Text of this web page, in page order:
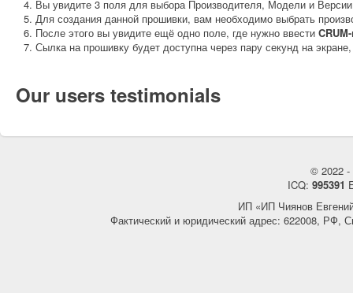
Вы увидите 3 поля для выбора Производителя, Модели и
Для создания данной прошивки, вам необходимо выбрать
После этого вы увидите ещё одно поле, где нужно ввести
Сылка на прошивку будет доступна через пару секунд на
Our users testimonials
© 2022 -
ICQ: 995391
ИП «ИП Чиянов
Фактический и юридический адрес: 622008, РФ,